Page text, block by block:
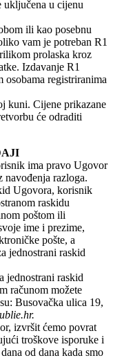
uključena u cijenu
ili kao posebnu
vam je potreban R1
prolaska kroz
Izdavanje R1
osobama registriranima
kuni. Cijene prikazane
će odraditi
ima pravo Ugovor
navođenja razloga.
Ugovora, korisnik
raskidu
poštom ili
ime i prezime,
pošte, a
jednostrani raskid
jednostrani raskid
računom možete
Busovačka ulica 19,
izvršit ćemo povrat
troškove isporuke i
od dana kada smo